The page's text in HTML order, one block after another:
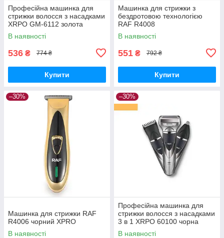
Професійна машинка для
стрижки волосся з насадками
XRPO GM-6112 золота
(4738_200)
В наявності
536 ₴ 774 ₴
Купити
Машинка для стрижки з
бездротовою технологією
RAF R4008
В наявності
551 ₴ 792 ₴
Купити
–30%
Машинка для стрижки RAF
R4006 чорний XPRO
В наявності
–30%
Професійна машинка для
стрижки волосся з насадками
3 в 1 XRPO 60100 чорна
(40995-DSP-60100)
В наявності